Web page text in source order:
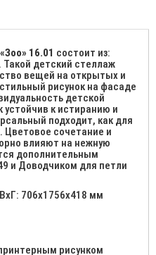
16.01 состоит из:
детский стеллаж
вещей на открытых и
рисунок на фасаде
детской
к истиранию и
подходит, как для
Цветовое сочетание и
влияют на нежную
дополнительным
и Доводчиком для петли
706х1756х418 мм
рисунком